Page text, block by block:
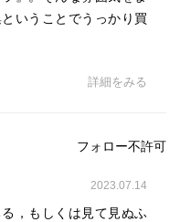
髭野博士がとにかくこ
んかどんどん関係のな
れやそれはどうなった
いうことでうっかり買
詳細をみる
フォロー不許可
2023.07.14
，もしくは見て見ぬふ